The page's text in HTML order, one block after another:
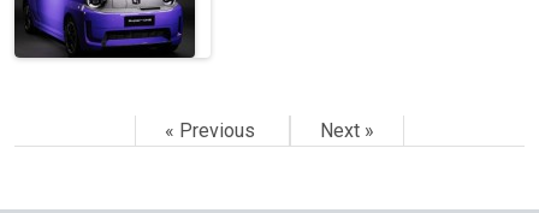
« Previous Next »